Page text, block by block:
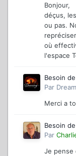
Bonjour,
déçus,
ou pas.
où
l'espace
Besoin
Par
Merci a
Besoin
Par
Je pense